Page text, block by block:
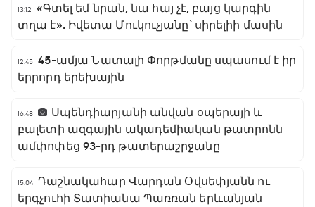
13:12
«Գտել եմ նրան, նա հայ չէ, բայց կարգին
տղա է». Իվետա Մուկուչյանը՝ սիրելիի մասին
12:45 45-ամյա Նատալի Փորթմանը սպասում է իր
երրորդ երեխային
16:48
Սպենդիարյանի անվան օպերայի և
բալետի ազգային ակադեմիական թատրոնն
ամփոփեց 93-րդ թատերաշրջանը
15:04 Դաշնակահար Վարդան Օվսեփյանն ու
երգչուհի Տատիանա Պառռան երևանյան